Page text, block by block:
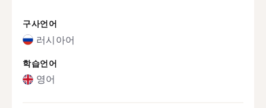
구사언어
러시아어
학습언어
영어